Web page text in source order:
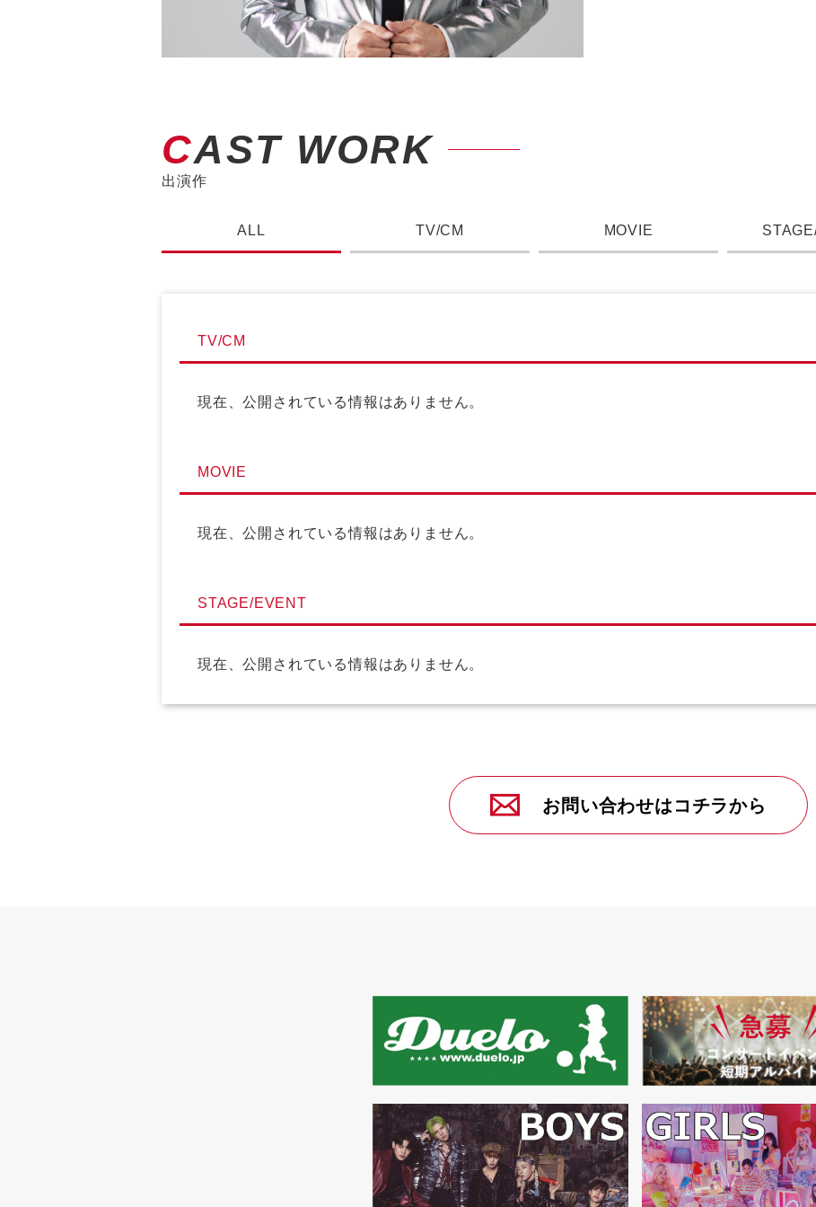
CAST WORK
出演作
ALL TV/CM MOVIE
TV/CM
現在、公開されている情報はありません。
MOVIE
現在、公開されている情報はありません。
STAGE/EVENT
現在、公開されている情報はありません。
現在、公開されている情報はありません。
お問い合わせはコチラから